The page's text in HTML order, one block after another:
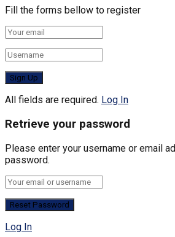
Fill the forms bellow to register
All fields are required. Log In
Retrieve your password
Please enter your username or email
password.
Log In